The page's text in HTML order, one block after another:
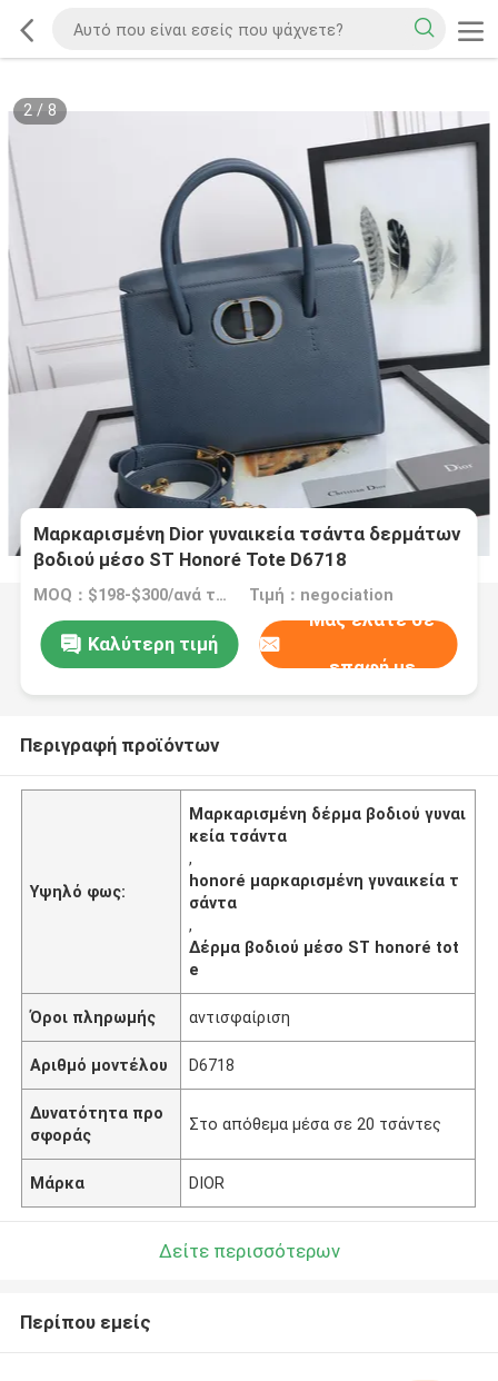
2/ 8
Μαρκαρισμένη Dior γυναικεία τσάντα δερμάτων
βοδιού μέσο ST Honoré Tote D6718
MOQ：$198-$300/ανά τσάντα Τιμή：negociation
Καλύτερη τιμή
Μας ελάτε σε
επαφή με
Περιγραφή προϊόντων
Υψηλό φως:
Μαρκαρισμένη δέρμα βοδιού γυναι
κεία τσάντα
,
honoré μαρκαρισμένη γυναικεία τ
σάντα
,
Δέρμα βοδιού μέσο ST honoré tot
e
Όροι πληρωμής αντισφαίριση
Αριθμό μοντέλου D6718
Δυνατότητα προ
σφοράς
Στο απόθεμα μέσα σε 20 τσάντες
Μάρκα DIOR
Δείτε περισσότερων
Περίπου εμείς